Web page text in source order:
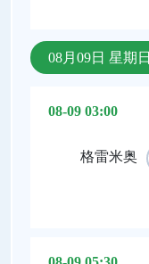
08月09日 星期日
08-09 03:00
格雷米奥